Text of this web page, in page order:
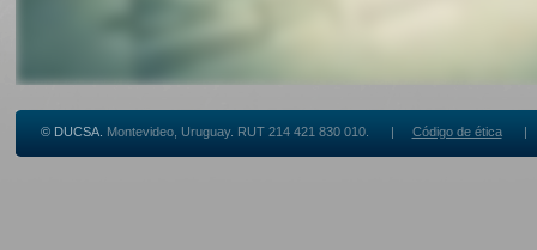
© DUCSA. Montevideo, Uruguay. RUT 214 421 830 010. | Código de ética|